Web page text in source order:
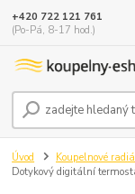
+420 722 121 761
(Po-Pá, 8-17 hod.)
Úvod Koupelnové
Dotykový digitální